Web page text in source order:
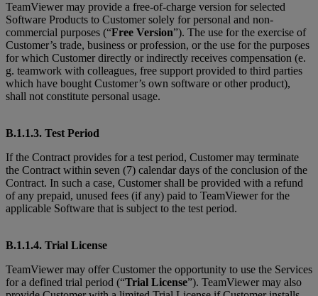
TeamViewer may provide a free-of-charge version for selected
Software Products to Customer solely for personal and non-
commercial purposes (“Free Version”). The use for the exercise of
Customer’s trade, business or profession, or the use for the purposes
for which Customer directly or indirectly receives compensation (e.
g. teamwork with colleagues, free support provided to third parties
which have bought Customer’s own software or other product),
shall not constitute personal usage.
B.1.1.3. Test Period
If the Contract provides for a test period, Customer may terminate
the Contract within seven (7) calendar days of the conclusion of the
Contract. In such a case, Customer shall be provided with a refund
of any prepaid, unused fees (if any) paid to TeamViewer for the
applicable Software that is subject to the test period.
B.1.1.4. Trial License
TeamViewer may offer Customer the opportunity to use the Services
for a defined trial period (“Trial License”). TeamViewer may also